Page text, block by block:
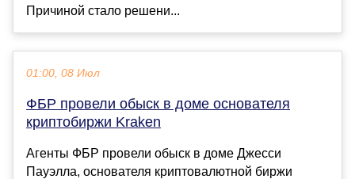
Причиной стало решени...
01:00, 08 Июл
ФБР провели обыск в доме основателя
криптобиржи Kraken
Агенты ФБР провели обыск в доме Джесси
Пауэлла, основателя криптовалютной биржи